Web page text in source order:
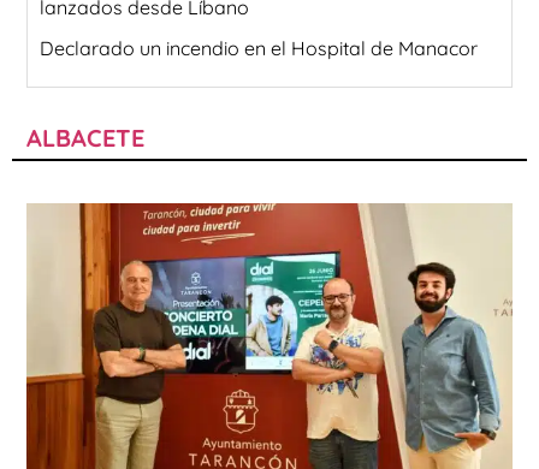
lanzados desde Líbano
Declarado un incendio en el Hospital de Manacor
ALBACETE